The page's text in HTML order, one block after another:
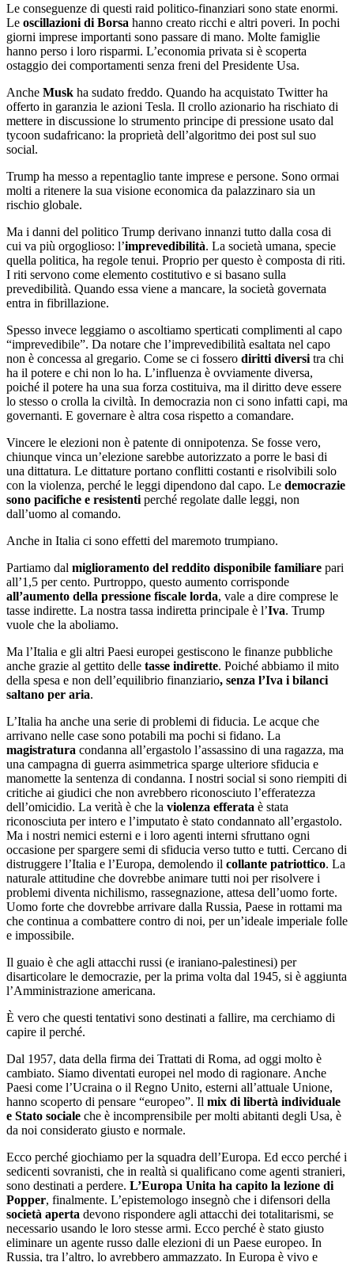
Le conseguenze di questi raid politico-finanziari sono state enormi.
Le oscillazioni di Borsa hanno creato ricchi e altri poveri. In pochi
giorni imprese importanti sono passare di mano. Molte famiglie
hanno perso i loro risparmi. L’economia privata si è scoperta
ostaggio dei comportamenti senza freni del Presidente Usa.
Anche Musk ha sudato freddo. Quando ha acquistato Twitter ha
offerto in garanzia le azioni Tesla. Il crollo azionario ha rischiato di
mettere in discussione lo strumento principe di pressione usato dal
tycoon sudafricano: la proprietà dell’algoritmo dei post sul suo
social.
Trump ha messo a repentaglio tante imprese e persone. Sono ormai
molti a ritenere la sua visione economica da palazzinaro sia un
rischio globale.
Ma i danni del politico Trump derivano innanzi tutto dalla cosa di
cui va più orgoglioso: l’imprevedibilità. La società umana, specie
quella politica, ha regole tenui. Proprio per questo è composta di riti.
I riti servono come elemento costitutivo e si basano sulla
prevedibilità. Quando essa viene a mancare, la società governata
entra in fibrillazione.
Spesso invece leggiamo o ascoltiamo sperticati complimenti al capo
“imprevedibile”. Da notare che l’imprevedibilità esaltata nel capo
non è concessa al gregario. Come se ci fossero diritti diversi tra chi
ha il potere e chi non lo ha. L’influenza è ovviamente diversa,
poiché il potere ha una sua forza costituiva, ma il diritto deve essere
lo stesso o crolla la civiltà. In democrazia non ci sono infatti capi, ma
governanti. E governare è altra cosa rispetto a comandare.
Vincere le elezioni non è patente di onnipotenza. Se fosse vero,
chiunque vinca un’elezione sarebbe autorizzato a porre le basi di
una dittatura. Le dittature portano conflitti costanti e risolvibili solo
con la violenza, perché le leggi dipendono dal capo. Le democrazie
sono pacifiche e resistenti perché regolate dalle leggi, non
dall’uomo al comando.
Anche in Italia ci sono effetti del maremoto trumpiano.
Partiamo dal miglioramento del reddito disponibile familiare pari
all’1,5 per cento. Purtroppo, questo aumento corrisponde
all’aumento della pressione fiscale lorda, vale a dire comprese le
tasse indirette. La nostra tassa indiretta principale è l’Iva. Trump
vuole che la aboliamo.
Ma l’Italia e gli altri Paesi europei gestiscono le finanze pubbliche
anche grazie al gettito delle tasse indirette. Poiché abbiamo il mito
della spesa e non dell’equilibrio finanziario, senza l’Iva i bilanci
saltano per aria.
L’Italia ha anche una serie di problemi di fiducia. Le acque che
arrivano nelle case sono potabili ma pochi si fidano. La
magistratura condanna all’ergastolo l’assassino di una ragazza, ma
una campagna di guerra asimmetrica sparge ulteriore sfiducia e
manomette la sentenza di condanna. I nostri social si sono riempiti di
critiche ai giudici che non avrebbero riconosciuto l’efferatezza
dell’omicidio. La verità è che la violenza efferata è stata
riconosciuta per intero e l’imputato è stato condannato all’ergastolo.
Ma i nostri nemici esterni e i loro agenti interni sfruttano ogni
occasione per spargere semi di sfiducia verso tutto e tutti. Cercano di
distruggere l’Italia e l’Europa, demolendo il collante patriottico. La
naturale attitudine che dovrebbe animare tutti noi per risolvere i
problemi diventa nichilismo, rassegnazione, attesa dell’uomo forte.
Uomo forte che dovrebbe arrivare dalla Russia, Paese in rottami ma
che continua a combattere contro di noi, per un’ideale imperiale folle
e impossibile.
Il guaio è che agli attacchi russi (e iraniano-palestinesi) per
disarticolare le democrazie, per la prima volta dal 1945, si è aggiunta
l’Amministrazione americana.
È vero che questi tentativi sono destinati a fallire, ma cerchiamo di
capire il perché.
Dal 1957, data della firma dei Trattati di Roma, ad oggi molto è
cambiato. Siamo diventati europei nel modo di ragionare. Anche
Paesi come l’Ucraina o il Regno Unito, esterni all’attuale Unione,
hanno scoperto di pensare “europeo”. Il mix di libertà individuale
e Stato sociale che è incomprensibile per molti abitanti degli Usa, è
da noi considerato giusto e normale.
Ecco perché giochiamo per la squadra dell’Europa. Ed ecco perché i
sedicenti sovranisti, che in realtà si qualificano come agenti stranieri,
sono destinati a perdere. L’Europa Unita ha capito la lezione di
Popper, finalmente. L’epistemologo insegnò che i difensori della
società aperta devono rispondere agli attacchi dei totalitarismi, se
necessario usando le loro stesse armi. Ecco perché è stato giusto
eliminare un agente russo dalle elezioni di un Paese europeo. In
Russia, tra l’altro, lo avrebbero ammazzato. In Europa è vivo e